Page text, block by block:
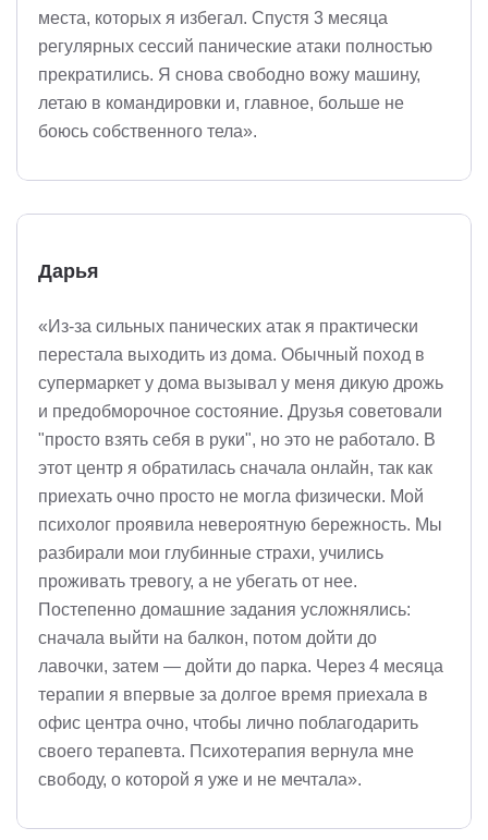
места, которых я избегал. Спустя 3 месяца
регулярных сессий панические атаки полностью
прекратились. Я снова свободно вожу машину,
летаю в командировки и, главное, больше не
боюсь собственного тела».
Дарья
«Из-за сильных панических атак я практически
перестала выходить из дома. Обычный поход в
супермаркет у дома вызывал у меня дикую дрожь
и предобморочное состояние. Друзья советовали
"просто взять себя в руки", но это не работало. В
этот центр я обратилась сначала онлайн, так как
приехать очно просто не могла физически. Мой
психолог проявила невероятную бережность. Мы
разбирали мои глубинные страхи, учились
проживать тревогу, а не убегать от нее.
Постепенно домашние задания усложнялись:
сначала выйти на балкон, потом дойти до
лавочки, затем — дойти до парка. Через 4 месяца
терапии я впервые за долгое время приехала в
офис центра очно, чтобы лично поблагодарить
своего терапевта. Психотерапия вернула мне
свободу, о которой я уже и не мечтала».